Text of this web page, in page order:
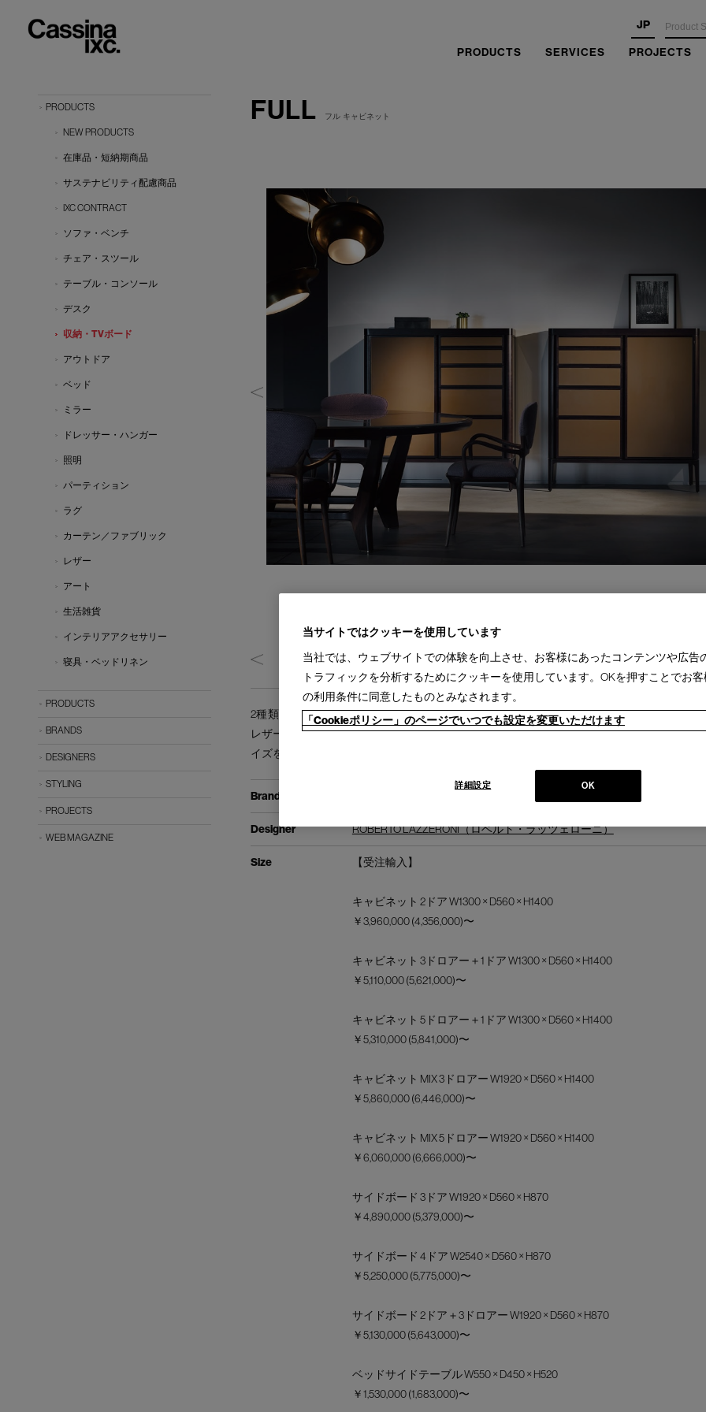
JP
PRODUCTS SERVICES PROJECTS
FULL フル キャビネット
2種類の高さ、複数のドア、ドロワーを組み合わせます。フロント、サイドのパネルに木、
レザー、塗装パネル、楯桟を選ぶことができます。内部のオプションも充実しており、自分
イズを楽しんでいただけるキャビネットです。
Brand
Designer ROBERTO LAZZERONI（ロベルト・ラッツェローニ）
Size 【受注輸入】
キャビネット 2ドア W1300 × D560 × H1400
￥3,960,000 (4,356,000)〜
キャビネット 3ドロアー＋1ドア W1300 × D560 × H1400
￥5,110,000 (5,621,000)〜
キャビネット 5ドロアー＋1ドア W1300 × D560 × H1400
￥5,310,000 (5,841,000)〜
キャビネット MIX 3ドロアー W1920 × D560 × H1400
￥5,860,000 (6,446,000)〜
キャビネット MIX 5ドロアー W1920 × D560 × H1400
￥6,060,000 (6,666,000)〜
サイドボード 3ドア W1920 × D560 × H870
￥4,890,000 (5,379,000)〜
サイドボード 4ドア W2540 × D560 × H870
￥5,250,000 (5,775,000)〜
サイドボード 2ドア＋3ドロアー W1920 × D560 × H870
￥5,130,000 (5,643,000)〜
ベッドサイドテーブル W550 × D450 × H520
￥1,530,000 (1,683,000)〜
PRODUCTS
NEW PRODUCTS
在庫品・短納期商品
サステナビリティ配慮商品
IXC CONTRACT
ソファ・ベンチ
チェア・スツール
テーブル・コンソール
デスク
収納・TVボード
アウトドア
ベッド
ミラー
ドレッサー・ハンガー
照明
パーティション
ラグ
カーテン／ファブリック
レザー
アート
生活雑貨
インテリアアクセサリー
寝具・ベッドリネン
PRODUCTS
BRANDS
DESIGNERS
STYLING
PROJECTS
WEB MAGAZINE
当サイトではクッキーを使用しています
当社では、ウェブサイトでの体験を向上させ、お客様にあったコンテンツや広告
トラフィックを分析するためにクッキーを使用しています。OKを押すことでお客
の利用条件に同意したものとみなされます。
「Cookieポリシー」のページでいつでも設定を変更いただけます
OK
詳細設定